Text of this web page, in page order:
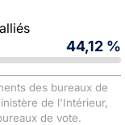
44,12 %
des bureaux de
de l'Intérieur,
de vote.